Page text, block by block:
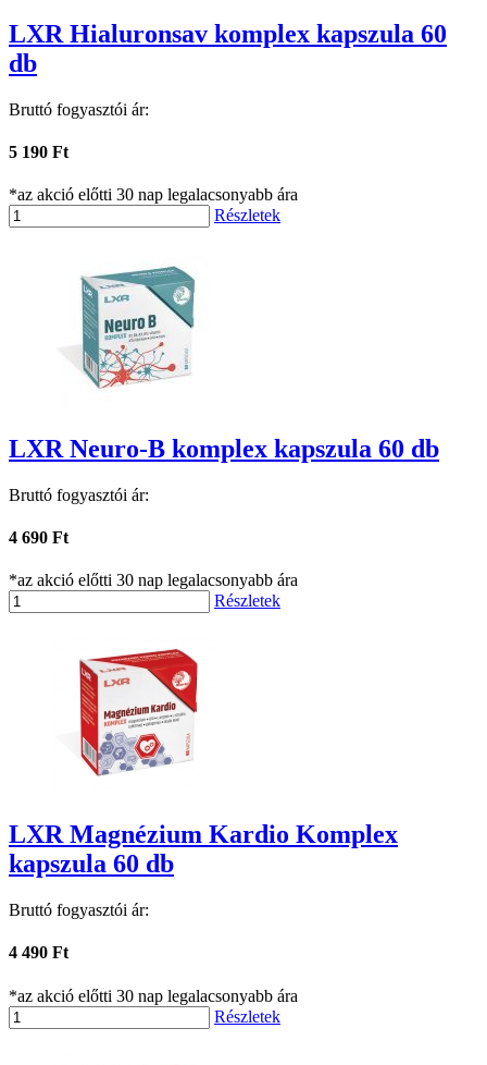
LXR Hialuronsav komplex kapszula 60
db
Bruttó fogyasztói ár:
5 190 Ft
*az akció előtti 30 nap legalacsonyabb ára
Részletek
LXR Neuro-B komplex kapszula 60 db
Bruttó fogyasztói ár:
4 690 Ft
*az akció előtti 30 nap legalacsonyabb ára
Részletek
LXR Magnézium Kardio Komplex
kapszula 60 db
Bruttó fogyasztói ár:
4 490 Ft
*az akció előtti 30 nap legalacsonyabb ára
Részletek